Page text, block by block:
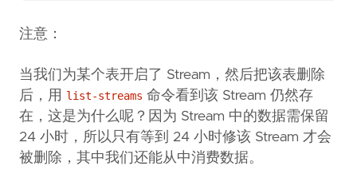
注意：
当我们为某个表开启了 Stream，然后把该表删除
后，用 list-streams 命令看到该 Stream 仍然存
在，这是为什么呢？因为 Stream 中的数据需保留
24 小时，所以只有等到 24 小时修该 Stream 才会
被删除，其中我们还能从中消费数据。